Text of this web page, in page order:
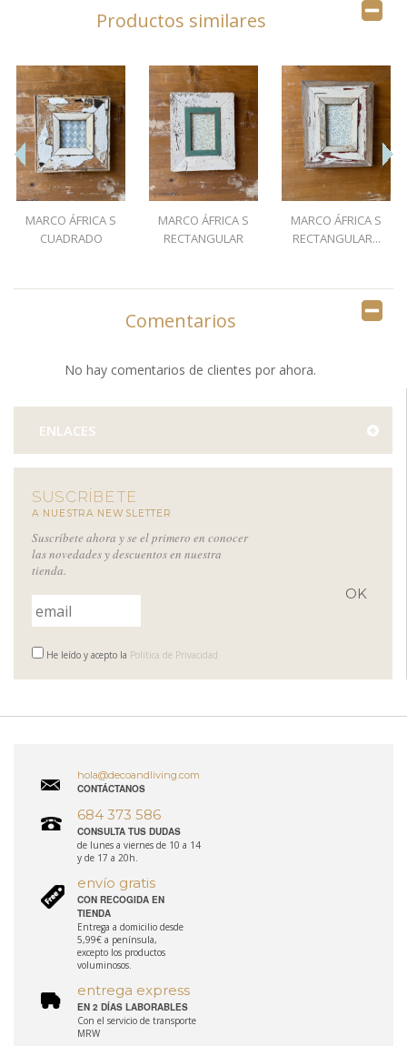
Productos similares
MARCO ÁFRICA S
CUADRADO
MARCO ÁFRICA S
RECTANGULAR
MARCO ÁFRICA S
RECTANGULAR...
Comentarios
No hay comentarios de clientes por ahora.
ENLACES
SUSCRÍBETE
A NUESTRA NEWSLETTER
Suscríbete ahora y se el primero en conocer
las novedades y descuentos en nuestra
tienda.
He leído y acepto la Política de Privacidad
hola@decoandliving.com
CONTÁCTANOS
684 373 586
CONSULTA TUS DUDAS
de lunes a viernes de 10 a 14
y de 17 a 20h.
envío gratis
CON RECOGIDA EN
TIENDA
Entrega a domicilio desde
5,99€ a península,
excepto los productos
voluminosos.
entrega express
EN 2 DÍAS LABORABLES
Con el servicio de transporte
MRW